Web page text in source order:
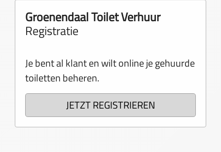
Groenendaal Toilet Verhuur
Registratie
Je bent al klant en wilt online je gehuurde
toiletten beheren.
JETZT REGISTRIEREN